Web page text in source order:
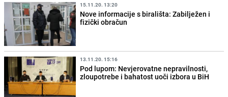
15.11.20. 13:20
Nove informacije s birališta: Zabilježen i
fizički obračun
13.11.20. 15:16
Pod lupom: Nevjerovatne nepravilnosti,
zloupotrebe i bahatost uoči izbora u BiH